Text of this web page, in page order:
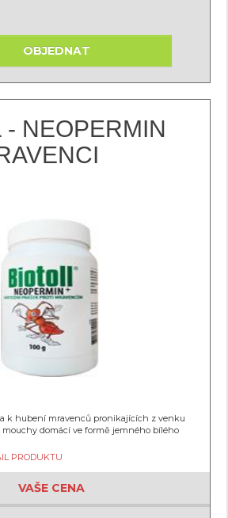
OBJEDNAT
- NEOPERMIN
k hubení mravenců pronikajících z venku
mouchy domácí ve formě jemného bílého
PRODUKTU
VAŠE CENA